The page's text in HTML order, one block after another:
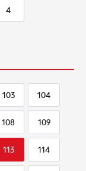
4
103 104
108 109
113 114